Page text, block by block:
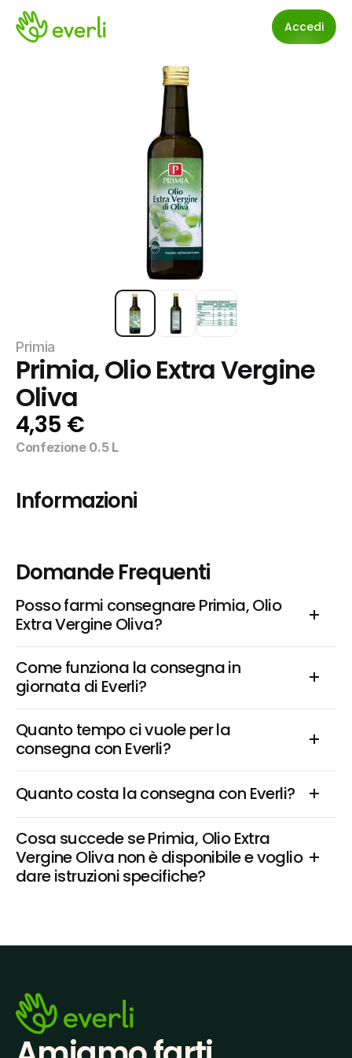
Accedi
Primia
Primia, Olio Extra Vergine
Oliva
4,35 €
Confezione 0.5 L
Informazioni
Domande Frequenti
Posso farmi consegnare Primia, Olio
Extra Vergine Oliva?
Come funziona la consegna in
giornata di Everli?
Quanto tempo ci vuole per la
consegna con Everli?
Quanto costa la consegna con Everli?
Cosa succede se Primia, Olio Extra
Vergine Oliva non è disponibile e voglio
dare istruzioni specifiche?